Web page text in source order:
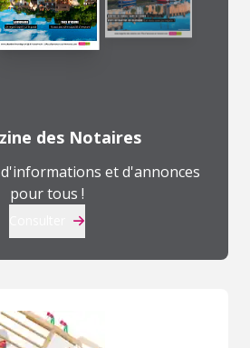
des Notaires
et d'annonces
pour tous !